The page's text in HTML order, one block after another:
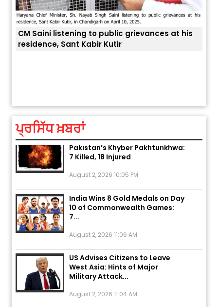
his
ਪ੍ਰਸਿੱਧ ਖ਼ਬਰਾਂ
August 5, 2026 6:23 AM
Explosion During Peace Rally in
Pakistan’s Khyber Pakhtunkhwa:
7 Killed, 18 Injured
India Wins 8 Gold Medals on Day
10 of Commonwealth Games:
7...
US Advises Citizens to Leave
West Asia: Hints of Major
Military Attack...